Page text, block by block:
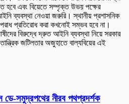
এবং বিয়েতে সম্পৃক্ত উভয় পক্ষের
ব্যবস্থা নেওয়া জরুরি। স্থানীয় প্রশাসনিক
প্রতিরোধ করা কখনোই সম্ভব হবে না।
বিরুদ্ধে দ্রুত আইনি ব্যবস্থা নিয়ে সরকার
জটিলতার অজুহাতে বাল্যবিয়ের এই
সমুদ্রপথের নীরব পথপ্রদর্শক